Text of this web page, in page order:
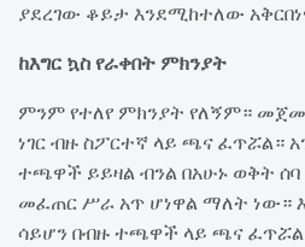
ያደረገው ቆይታ እንደሚከተለው
ከእግር ኳስ የራቀበት ምክንያት
ምንም የተለየ ምክንያት የለኝም።
ነገር ብዙ ስፖርተኛ ላይ ጫና ፈጥሯል።
ተጫዋች ይይዛል ብንል በአሁኑ ወቅት
መፈጠር ሥራ አጥ ሆነዋል ማለት ነው።
ሳይሆን በብዙ ተጫዋች ላይ ጫና